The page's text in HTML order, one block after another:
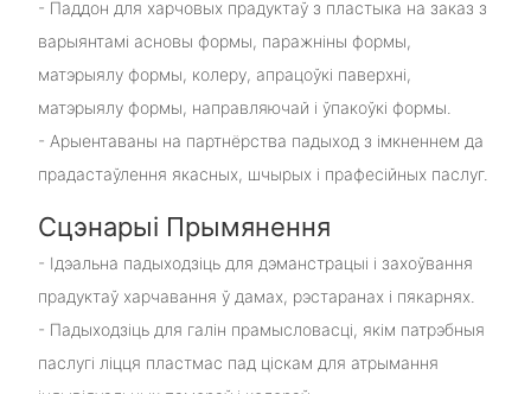
- Паддон для харчовых прадуктаў з пластыка на заказ з
варыянтамі асновы формы, паражніны формы,
матэрыялу формы, колеру, апрацоўкі паверхні,
матэрыялу формы, направляючай і ўпакоўкі формы.
- Арыентаваны на партнёрства падыход з імкненнем да
прадастаўлення якасных, шчырых і прафесійных паслуг.
Сцэнарыі Прымянення
- Ідэальна падыходзіць для дэманстрацыі і захоўвання
прадуктаў харчавання ў дамах, рэстаранах і пякарнях.
- Падыходзіць для галін прамысловасці, якім патрэбныя
паслугі ліцця пластмас пад ціскам для атрымання